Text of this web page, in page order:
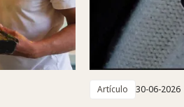
Artículo 30-06-2026